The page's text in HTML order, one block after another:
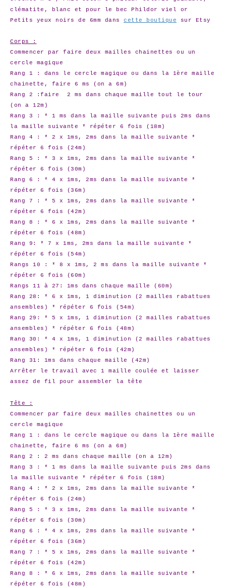
clématite, blanc et pour le bec Phildor viel or
Petits yeux noirs de 6mm dans cette boutique sur Etsy
Corps :
Commencer par faire deux mailles chainettes ou un
cercle magique
Rang 1 : dans le cercle magique ou dans la 1ère maille
chainette, faire 6 ms (on a 6m)
Rang 2 :faire 2 ms dans chaque maille tout le tour
(on a 12m)
Rang 3 : * 1 ms dans la maille suivante puis 2ms dans
la maille suivante * répéter 6 fois (18m)
Rang 4 : * 2 x 1ms, 2ms dans la maille suivante *
répéter 6 fois (24m)
Rang 5 : * 3 x 1ms, 2ms dans la maille suivante *
répéter 6 fois (30m)
Rang 6 : * 4 x 1ms, 2ms dans la maille suivante *
répéter 6 fois (36m)
Rang 7 : * 5 x 1ms, 2ms dans la maille suivante *
répéter 6 fois (42m)
Rang 8 : * 6 x 1ms, 2ms dans la maille suivante *
répéter 6 fois (48m)
Rang 9: * 7 x 1ms, 2ms dans la maille suivante *
répéter 6 fois (54m)
Rangs 10 : * 8 x 1ms, 2 ms dans la maille suivante *
répéter 6 fois (60m)
Rangs 11 à 27: 1ms dans chaque maille (60m)
Rang 28: * 6 x 1ms, 1 diminution (2 mailles rabattues
ansembles) * répéter 6 fois (54m)
Rang 29: * 5 x 1ms, 1 diminution (2 mailles rabattues
ansembles) * répéter 6 fois (48m)
Rang 30: * 4 x 1ms, 1 diminution (2 mailles rabattues
ansembles) * répéter 6 fois (42m)
Rang 31: 1ms dans chaque maille (42m)
Arrêter le travail avec 1 maille coulée et laisser
assez de fil pour assembler la tête
Tête :
Commencer par faire deux mailles chainettes ou un
cercle magique
Rang 1 : dans le cercle magique ou dans la 1ère maille
chainette, faire 6 ms (on a 6m)
Rang 2 : 2 ms dans chaque maille (on a 12m)
Rang 3 : * 1 ms dans la maille suivante puis 2ms dans
la maille suivante * répéter 6 fois (18m)
Rang 4 : * 2 x 1ms, 2ms dans la maille suivante *
répéter 6 fois (24m)
Rang 5 : * 3 x 1ms, 2ms dans la maille suivante *
répéter 6 fois (30m)
Rang 6 : * 4 x 1ms, 2ms dans la maille suivante *
répéter 6 fois (36m)
Rang 7 : * 5 x 1ms, 2ms dans la maille suivante *
répéter 6 fois (42m)
Rang 8 : * 6 x 1ms, 2ms dans la maille suivante *
répéter 6 fois (48m)